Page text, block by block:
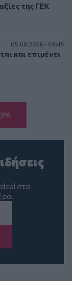
της ΓΕΚ
05.08.2026 - 09:45
και επιμένει
στα